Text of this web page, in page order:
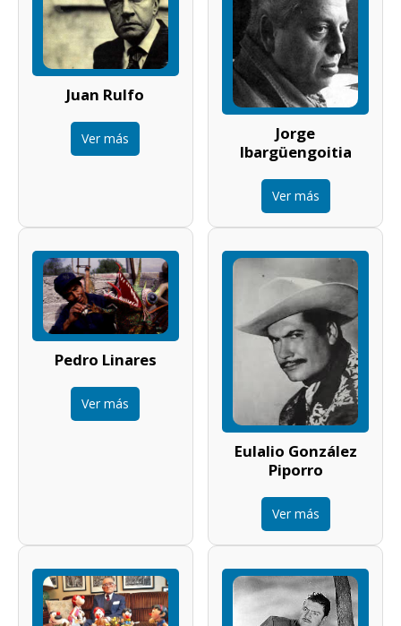
Juan Rulfo
Ver más
Jorge
Ibargüengoitia
Ver más
Pedro Linares
Ver más
Eulalio González
Piporro
Ver más